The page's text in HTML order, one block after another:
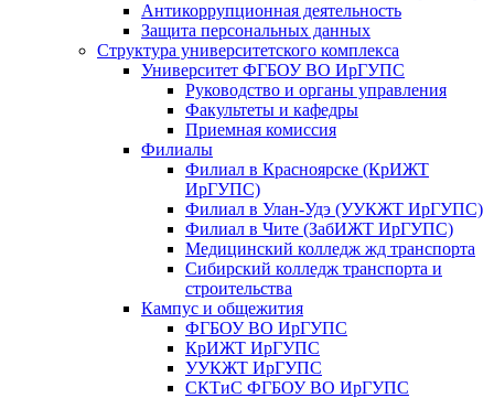
Антикоррупционная деятельность
Защита персональных данных
Структура университетского комплекса
Университет ФГБОУ ВО ИрГУПС
Руководство и органы управления
Факультеты и кафедры
Приемная комиссия
Филиалы
Филиал в Красноярске (КрИЖТ
ИрГУПС)
Филиал в Улан-Удэ (УУКЖТ ИрГУПС)
Филиал в Чите (ЗабИЖТ ИрГУПС)
Медицинский колледж жд транспорта
Сибирский колледж транспорта и
строительства
Кампус и общежития
ФГБОУ ВО ИрГУПС
КрИЖТ ИрГУПС
УУКЖТ ИрГУПС
СКТиС ФГБОУ ВО ИрГУПС